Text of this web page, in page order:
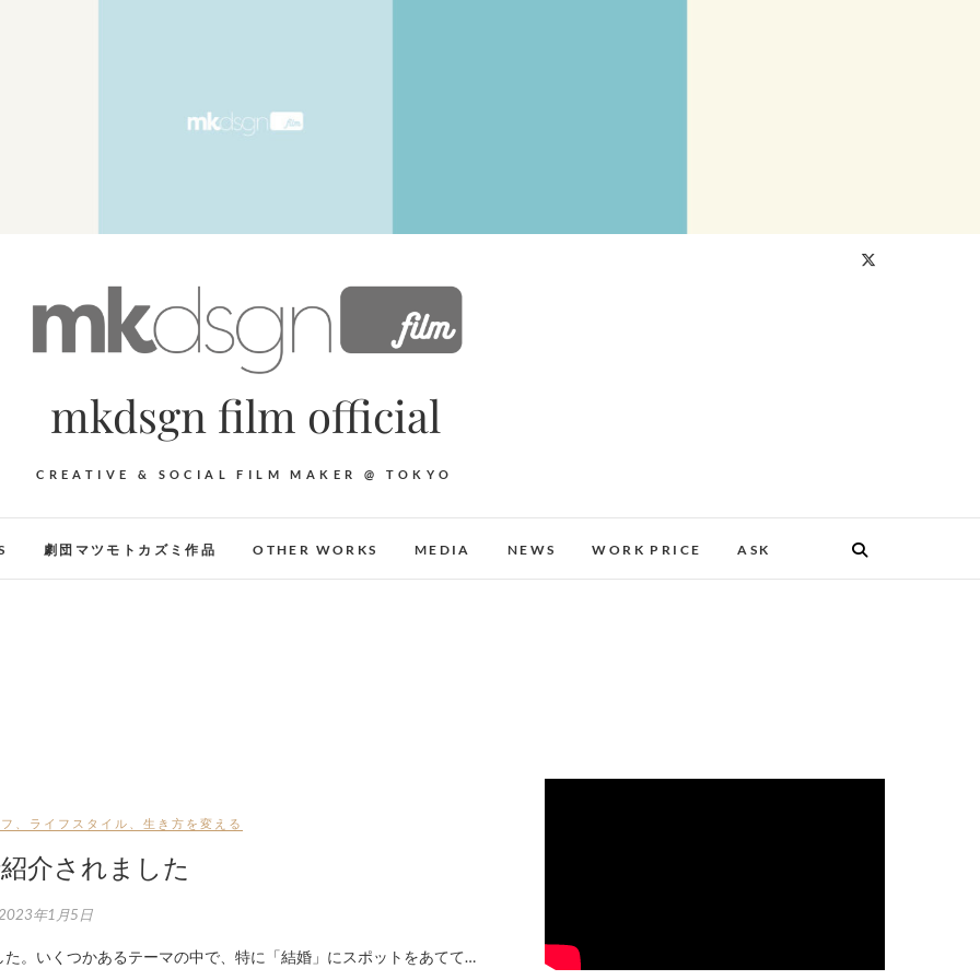
mkdsgn film official
CREATIVE & SOCIAL FILM MAKER @ TOKYO
劇団マツモトカズミ作品 OTHER WORKS MEDIA NEWS WORK PRICE ASK
ライフスタイル 生き方を変える
介されました
年1月5日
た。いくつかあるテーマの中で、特に「結婚」にスポットをあてて…